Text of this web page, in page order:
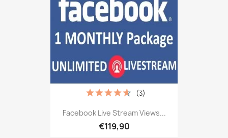
Facebook Live Stream Views...
€119,90
(3)